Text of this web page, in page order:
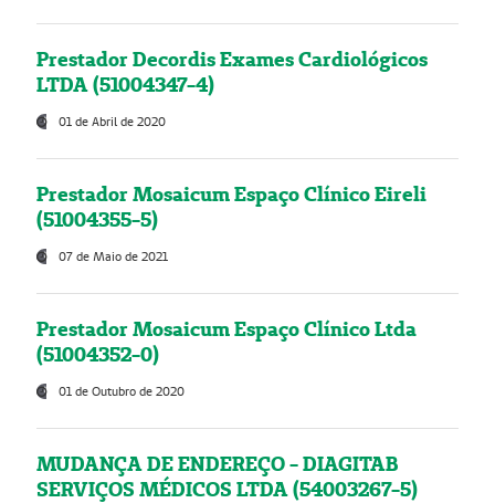
Prestador Decordis Exames Cardiológicos
LTDA (51004347-4)
01 de Abril de 2020
Prestador Mosaicum Espaço Clínico Eireli
(51004355-5)
07 de Maio de 2021
Prestador Mosaicum Espaço Clínico Ltda
(51004352-0)
01 de Outubro de 2020
MUDANÇA DE ENDEREÇO - DIAGITAB
SERVIÇOS MÉDICOS LTDA (54003267-5)